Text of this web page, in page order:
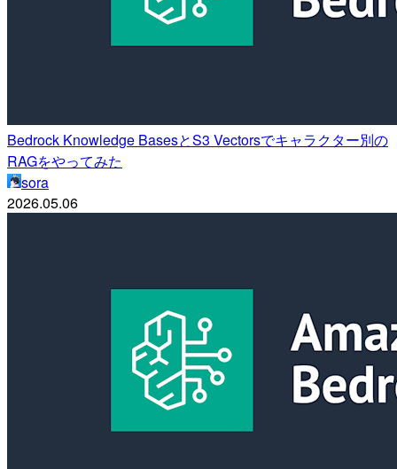
Bedrock Knowledge BasesとS3 Vectorsでキャラクター別の
RAGをやってみた
sora
2026.05.06